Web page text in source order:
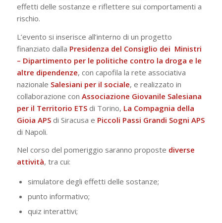
effetti delle sostanze e riflettere sui comportamenti a
rischio.
L’evento si inserisce all’interno di un progetto
finanziato dalla Presidenza del Consiglio dei Ministri
– Dipartimento per le politiche contro la droga e le
altre dipendenze, con capofila la rete associativa
nazionale Salesiani per il sociale, e realizzato in
collaborazione con Associazione Giovanile Salesiana
per il Territorio ETS di Torino, La Compagnia della
Gioia APS di Siracusa e Piccoli Passi Grandi Sogni APS
di Napoli.
Nel corso del pomeriggio saranno proposte diverse
attività, tra cui:
simulatore degli effetti delle sostanze;
punto informativo;
quiz interattivi;